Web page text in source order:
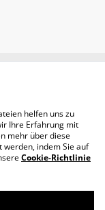
Policy
helfen uns zu
Ihre Erfahrung mit
mehr über diese
werden, indem Sie auf
Cookie-Richtlinie